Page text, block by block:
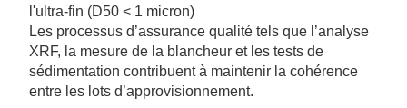
l'ultra-fin (D50 < 1 micron)
Les processus d’assurance qualité tels que l’analyse
XRF, la mesure de la blancheur et les tests de
sédimentation contribuent à maintenir la cohérence
entre les lots d’approvisionnement.